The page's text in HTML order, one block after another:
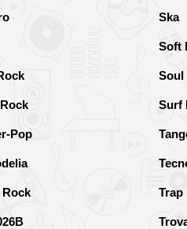
Pop
Rock
Ska
Soft
Soul
Surf
Trap